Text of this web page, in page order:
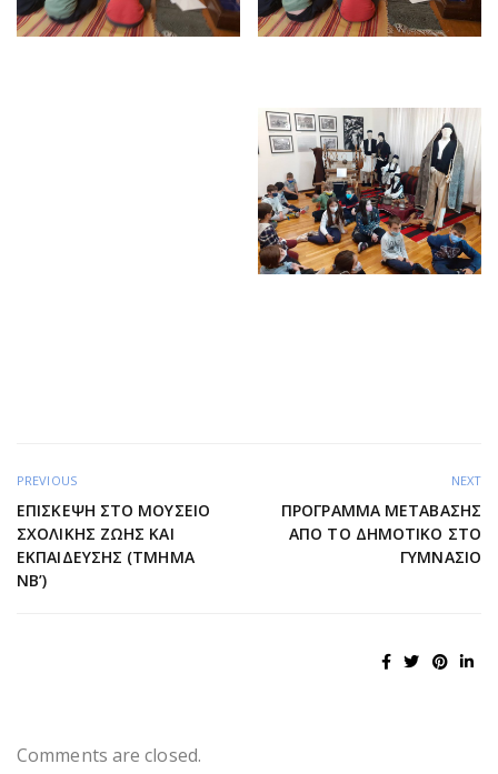
PREVIOUS
ΕΠΊΣΚΕΨΗ ΣΤΟ ΜΟΥΣΕΊΟ
ΣΧΟΛΙΚΉΣ ΖΩΉΣ ΚΑΙ
ΕΚΠΑΊΔΕΥΣΗΣ (ΤΜΉΜΑ
ΝΒ’)
NEXT
ΠΡΌΓΡΑΜΜΑ ΜΕΤΆΒΑΣΗΣ
ΑΠΌ ΤΟ ΔΗΜΟΤΙΚΌ ΣΤΟ
ΓΥΜΝΆΣΙΟ
Comments are closed.